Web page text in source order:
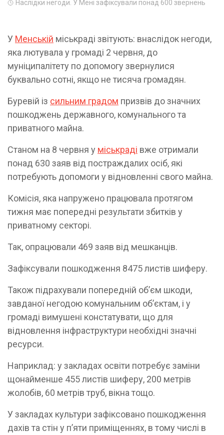
Наслідки негоди. У Мені зафіксували понад 600 звернень
У Менській міськраді звітують: внаслідок негоди,
яка лютувала у громаді 2 червня, до
муніципалітету по допомогу звернулися
буквально сотні, якщо не тисяча громадян.
Буревій із сильним градом призвів до значних
пошкоджень державного, комунального та
приватного майна.
Станом на 8 червня у міськраді вже отримали
понад 630 заяв від постраждалих осіб, які
потребують допомоги у відновленні свого майна.
Комісія, яка напружено працювала протягом
тижня має попередні результати збитків у
приватному секторі.
Так, опрацювали 469 заяв від мешканців.
Зафіксували пошкодження 8475 листів шиферу.
Також підрахували попередній об’єм шкоди,
завданої негодою комунальним об’єктам, і у
громаді вимушені констатувати, що для
відновлення інфраструктури необхідні значні
ресурси.
Наприклад: у закладах освіти потребує заміни
щонайменше 455 листів шиферу, 200 метрів
жолобів, 60 метрів труб, вікна тощо.
У закладах культури зафіксовано пошкодження
дахів та стін у п’яти приміщеннях, в тому числі в